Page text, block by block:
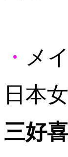
・ メ
日本
三好